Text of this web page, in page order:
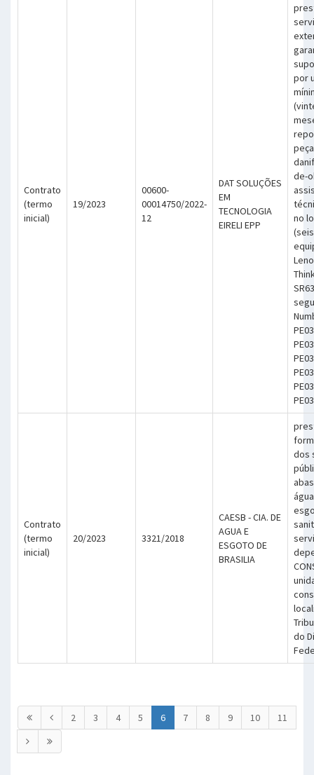
Contrato
(termo
inicial)
19/2023
00600-
00014750/2022-
12
DAT SOLUÇÕES
EM
TECNOLOGIA
EIRELI EPP
por
de-
no
Contrato
(termo
inicial)
20/2023 3321/2018
CAESB - CIA. DE
AGUA E
ESGOTO DE
BRASILIA
dos
do
2 3 4 5 6 7 8 9 10 11